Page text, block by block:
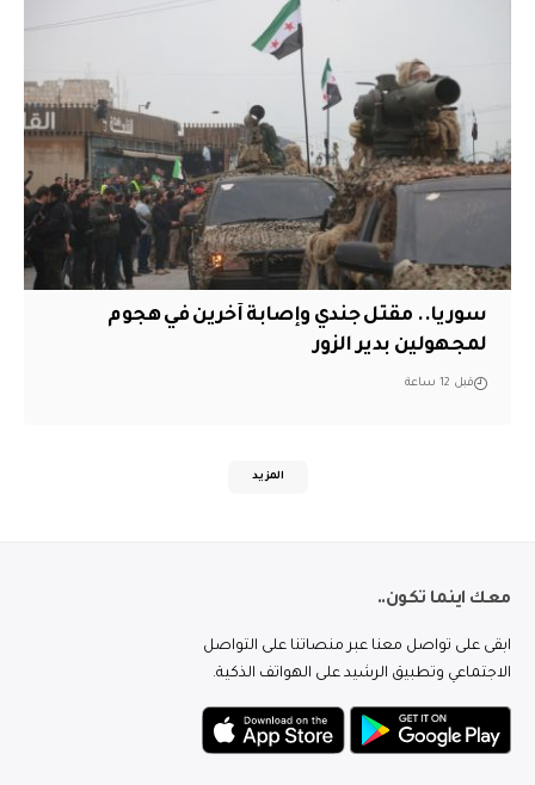
سوريا.. مقتل جندي وإصابة آخرين في هجوم
لمجهولين بدير الزور
قبل 12 ساعة
المزيد
معك اينما تكون..
ابقى على تواصل معنا عبر منصاتنا على التواصل
الاجتماعي وتطبيق الرشيد على الهواتف الذكية.